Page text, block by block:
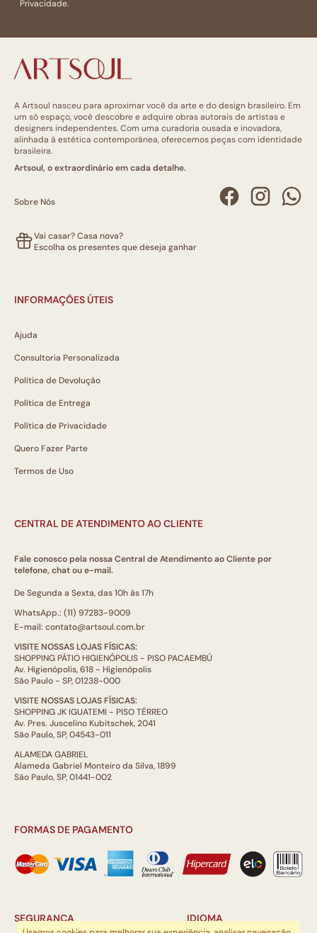
Privacidade.
A Artsoul nasceu para aproximar você da arte e do design brasileiro. Em
um só espaço, você descobre e adquire obras autorais de artistas e
designers independentes. Com uma curadoria ousada e inovadora,
alinhada à estética contemporânea, oferecemos peças com identidade
brasileira.
Artsoul, o extraordinário em cada detalhe.
Sobre Nós
Vai casar? Casa nova?
Escolha os presentes que deseja ganhar
INFORMAÇÕES ÚTEIS
Ajuda
Consultoria Personalizada
Política de Devolução
Política de Entrega
Política de Privacidade
Quero Fazer Parte
Termos de Uso
CENTRAL DE ATENDIMENTO AO CLIENTE
Fale conosco pela nossa Central de Atendimento ao Cliente por
telefone, chat ou e-mail.
De Segunda a Sexta, das 10h às 17h
WhatsApp.: (11) 97283-9009
E-mail: contato@artsoul.com.br
VISITE NOSSAS LOJAS FÍSICAS:
SHOPPING PÁTIO HIGIENÓPOLIS - PISO PACAEMBÚ
Av. Higienópolis, 618 - Higienópolis
São Paulo - SP, 01238-000
VISITE NOSSAS LOJAS FÍSICAS:
SHOPPING JK IGUATEMI - PISO TÉRREO
Av. Pres. Juscelino Kubitschek, 2041
São Paulo, SP, 04543-011
ALAMEDA GABRIEL
Alameda Gabriel Monteiro da Silva, 1899
São Paulo, SP, 01441-002
FORMAS DE PAGAMENTO
SEGURANÇA IDIOMA